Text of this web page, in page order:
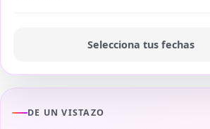
DE UN VISTAZO
Selecciona tus fechas